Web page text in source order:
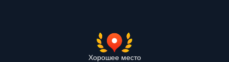
Хорошее место